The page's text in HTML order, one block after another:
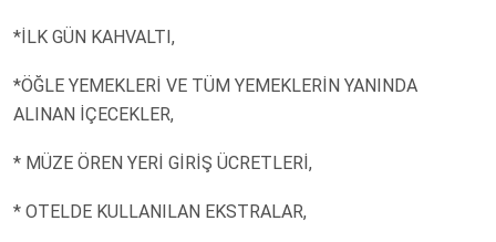
*İLK GÜN KAHVALTI,
*ÖĞLE YEMEKLERİ VE TÜM YEMEKLERİN YANINDA
ALINAN İÇECEKLER,
* MÜZE ÖREN YERİ GİRİŞ ÜCRETLERİ,
* OTELDE KULLANILAN EKSTRALAR,